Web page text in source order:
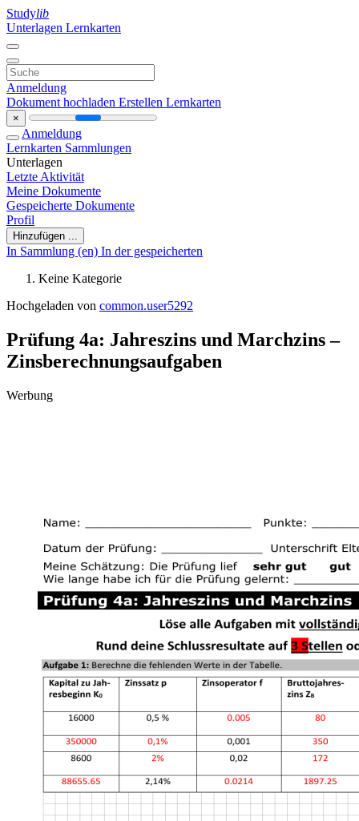
Studylib
Unterlagen Lernkarten
Anmeldung
Dokument hochladen Erstellen Lernkarten
×
Anmeldung
Lernkarten Sammlungen
Unterlagen
Letzte Aktivität
Meine Dokumente
Gespeicherte Dokumente
Profil
Hinzufügen ...
In Sammlung (en) In der gespeicherten
Keine Kategorie
Hochgeladen von common.user5292
Prüfung 4a: Jahreszins und Marchzins –
Zinsberechnungsaufgaben
Werbung